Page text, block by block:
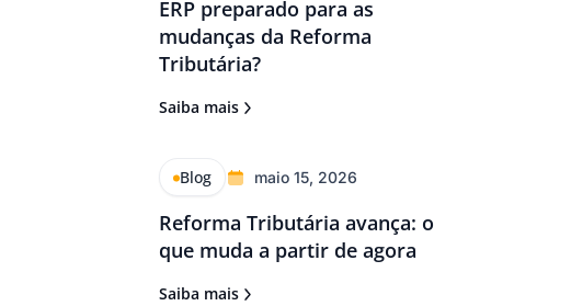
ERP preparado para as
mudanças da Reforma
Tributária?
Saiba mais
Blog maio 15, 2026
Reforma Tributária avança: o
que muda a partir de agora
Saiba mais